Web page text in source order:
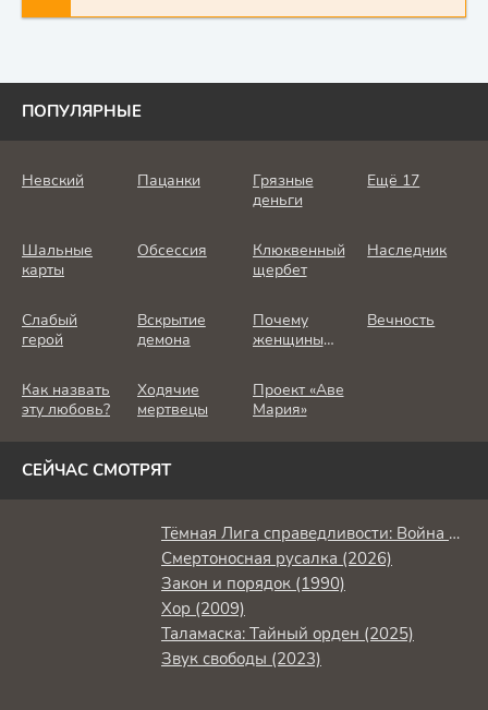
ПОПУЛЯРНЫЕ
Невский Пацанки
Грязные
деньги
Ещё 17
Шальные
карты
Обсессия
Клюквенный
щербет
Наследник
Слабый
герой
Вскрытие
демона
Почему
женщины
Вечность
Как назвать
эту любовь?
Ходячие
мертвецы
Проект «Аве
Мария»
СЕЙЧАС СМОТРЯТ
Тёмная Лига справедливости: Война Апоколипса (2020)
Смертоносная русалка (2026)
Закон и порядок (1990)
Хор (2009)
Таламаска: Тайный орден (2025)
Звук свободы (2023)